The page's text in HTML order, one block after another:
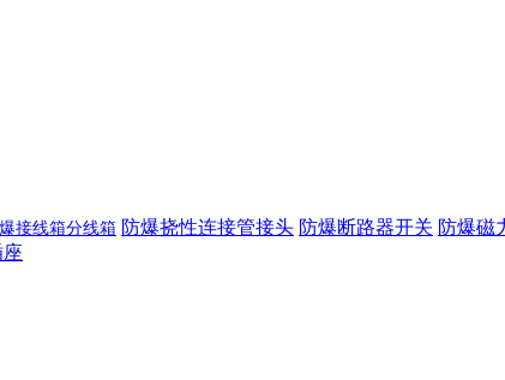
接线箱分线箱 防爆挠性连接管接头 防爆断路器开关 防爆磁